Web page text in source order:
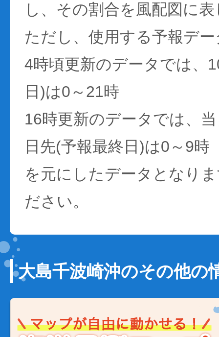
し、その割合を風配図に
ただし、使用する予報デ
4時頃更新のデータでは、
日)は0～21時
16時更新のデータでは、
日先(予報最終日)は0～9時
を元にしたデータとなり
ださい。
大島千波崎沖のその他の